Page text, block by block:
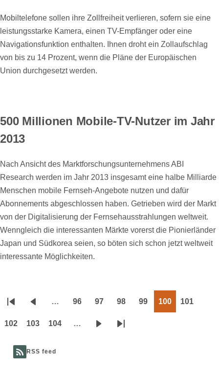
Mobiltelefone sollen ihre Zollfreiheit verlieren, sofern sie eine
leistungsstarke Kamera, einen TV-Empfänger oder eine
Navigationsfunktion enthalten. Ihnen droht ein Zollaufschlag
von bis zu 14 Prozent, wenn die Pläne der Europäischen
Union durchgesetzt werden.
500 Millionen Mobile-TV-Nutzer im Jahr
2013
Nach Ansicht des Marktforschungsunternehmens ABI
Research werden im Jahr 2013 insgesamt eine halbe Milliarde
Menschen mobile Fernseh-Angebote nutzen und dafür
Abonnements abgeschlossen haben. Getrieben wird der Markt
von der Digitalisierung der Fernsehausstrahlungen weltweit.
Wenngleich die interessanten Märkte vorerst die Pionierländer
Japan und Südkorea seien, so böten sich schon jetzt weltweit
interessante Möglichkeiten.
Seitennummerierung
Erste
Seite
Vorherige
Seite
… 96 97 98 99 100 101
102 103 104 …
NächsteLetzte
RSS feed